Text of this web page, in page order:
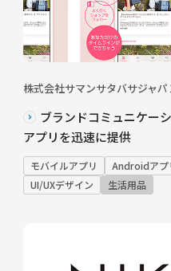
株式会社サマンサタバサジャ
ブランドコミュニケー
アプリを迅速に提供
モバイルアプリ Androidアプ
UI/UXデザイン
生活用品